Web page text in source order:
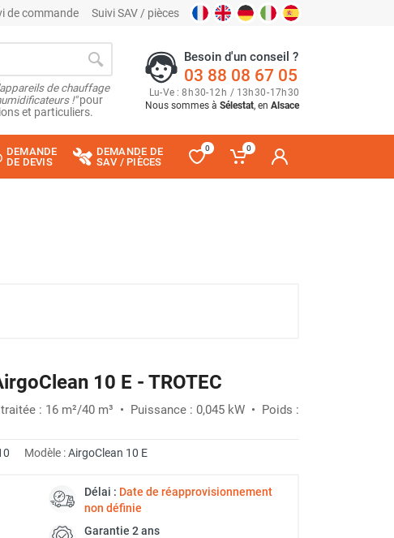
de commande Suivi SAV / pièces
de chauffage
!"pour
et particuliers.
Besoin d'un conseil ?
03 88 08 67 05
Lu-Ve : 8h30-12h / 13h30-17h30
Nous sommes à Sélestat, en Alsace
DEMANDE
DE DEVIS
DEMANDE DE
SAV / PIÈCES
0 0
10 E - TROTEC
: 16 m²/40 m³ • Puissance : 0,045 kW • Poids :
Modèle :AirgoClean 10 E
Délai : Date de réapprovisionnement
non définie
Garantie 2 ans